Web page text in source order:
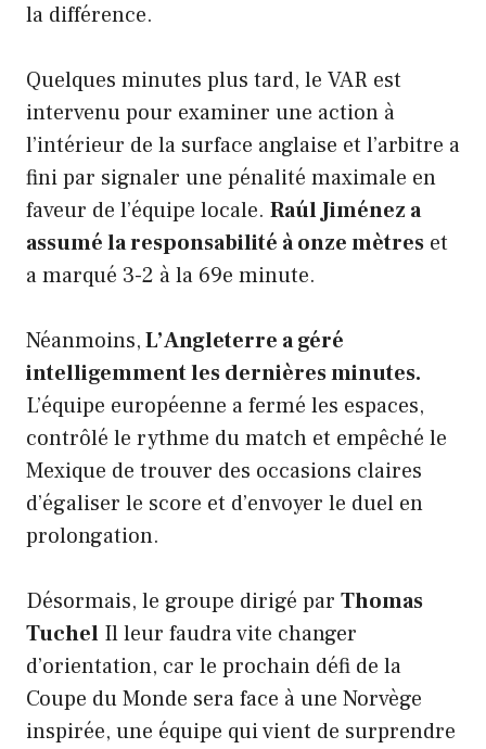
la différence.
Quelques minutes plus tard, le VAR est
intervenu pour examiner une action à
l’intérieur de la surface anglaise et l’arbitre a
fini par signaler une pénalité maximale en
faveur de l’équipe locale. Raúl Jiménez a
assumé la responsabilité à onze mètres et
a marqué 3-2 à la 69e minute.
Néanmoins,L’Angleterre a géré
intelligemment les dernières minutes.
L’équipe européenne a fermé les espaces,
contrôlé le rythme du match et empêché le
Mexique de trouver des occasions claires
d’égaliser le score et d’envoyer le duel en
prolongation.
Désormais, le groupe dirigé par Thomas
Tuchel Il leur faudra vite changer
d’orientation, car le prochain défi de la
Coupe du Monde sera face à une Norvège
inspirée, une équipe qui vient de surprendre